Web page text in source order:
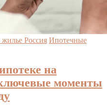
Россия Ипотечные
на
моменты